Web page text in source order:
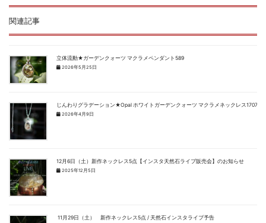
関連記事
立体流動★ガーデンクォーツ マクラメペンダント589
2026年5月25日
じんわりグラデーション★Opal ホワイトガーデンクォーツ マクラメネックレス1707
2026年4月9日
12月6日（土）新作ネックレス5点【インスタ天然石ライブ販売会】のお知らせ
2025年12月5日
11月29日（土） 新作ネックレス5点 / 天然石インスタライブ予告